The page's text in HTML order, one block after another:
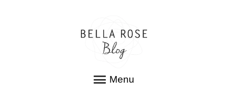
Menu